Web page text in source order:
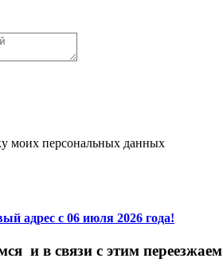
моих персональных данных
адрес с 06 июля 2026 года!
и в связи с этим переезжаем